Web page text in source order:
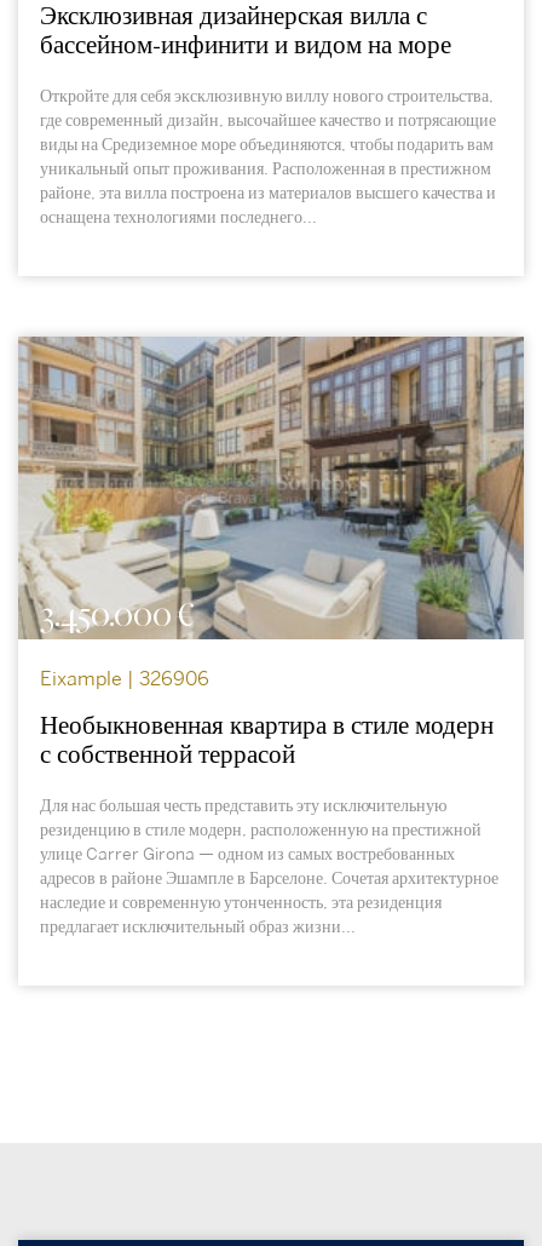
Эксклюзивная дизайнерская вилла с
бассейном-инфинити и видом на море
Откройте для себя эксклюзивную виллу нового строительства,
где современный дизайн, высочайшее качество и потрясающие
виды на Средиземное море объединяются, чтобы подарить вам
уникальный опыт проживания. Расположенная в престижном
районе, эта вилла построена из материалов высшего качества и
оснащена технологиями последнего...
3.450.000 €
Eixample | 326906
Необыкновенная квартира в стиле модерн
с собственной террасой
Для нас большая честь представить эту исключительную
резиденцию в стиле модерн, расположенную на престижной
улице Carrer Girona — одном из самых востребованных
адресов в районе Эшампле в Барселоне. Сочетая архитектурное
наследие и современную утонченность, эта резиденция
предлагает исключительный образ жизни...